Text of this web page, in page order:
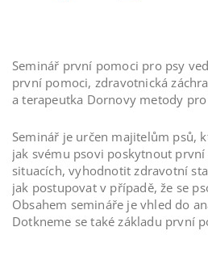
Seminář první pomoci pro psy
první pomoci, zdravotnická
a terapeutka Dornovy metody
Seminář je určen majitelům psů,
jak svému psovi poskytnout
situacích, vyhodnotit zdravotní
jak postupovat v případě, že se
Obsahem semináře je vhled do
Dotkneme se také základu první